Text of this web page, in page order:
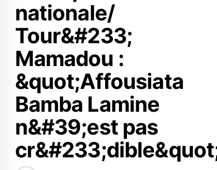
nationale/
Tour&#233;
Mamadou :
&quot;Affousiata
Bamba Lamine
n&#39;est pas